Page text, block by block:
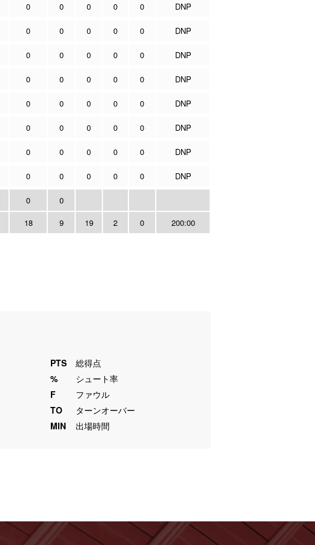
0 0 0 0 0 DNP
0 0 0 0 0 DNP
0 0 0 0 0 DNP
0 0 0 0 0 DNP
0 0 0 0 0 DNP
0 0 0 0 0 DNP
0 0 0 0 0 DNP
0 0 0 0 0 DNP
0 0
18 9 19 2 0 200:00
PTS
総得点
%
シュート率
F
ファウル
TO
ターンオーバー
MIN 出場時間